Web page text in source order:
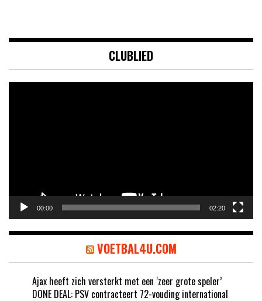
CLUBLIED
00:00 02:20
VOETBAL4U.COM
Ajax heeft zich versterkt met een ‘zeer grote speler’
DONE DEAL: PSV contracteert 72-vouding international